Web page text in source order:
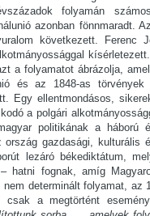
folyamán számos
azonban fönnmaradt.
következett. Ferenc
a folyamatot ábrázolja,
és az 1848-as törvények
Egy ellentmondásos,
a polgári
politikának a háború
gazdasági, kulturális
lezáró békediktátum,
hatni fognak, amíg
nem determinált folyamat, az
csak a megtörtént